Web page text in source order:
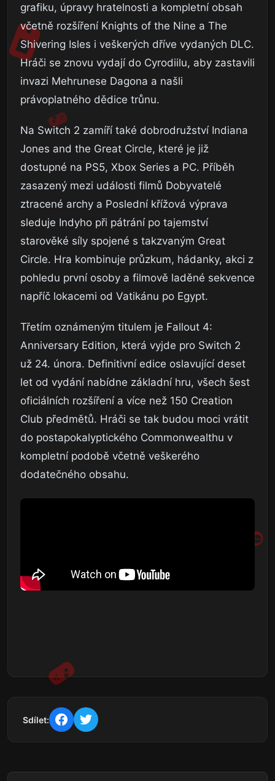
grafiku, úpravy hratelnosti a kompletní obsah
včetně rozšíření Knights of the Nine a The
Shivering Isles i veškerých dříve vydaných DLC.
Hráči se znovu vydají do Cyrodiilu, aby zastavili
invazi Mehrunese Dagona a našli
právoplatného dědice trůnu.
Na Switch 2 zamíří také dobrodružství Indiana
Jones and the Great Circle, které je již
dostupné na PS5, Xbox Series a PC. Příběh
zasazený mezi události filmů Dobyvatelé
ztracené archy a Poslední křížová výprava
sleduje Indyho při pátrání po tajemství
starověké síly spojené s takzvaným Great
Circle. Hra kombinuje průzkum, hádanky, akci z
pohledu první osoby a filmově laděné sekvence
napříč lokacemi od Vatikánu po Egypt.
Třetím oznámeným titulem je Fallout 4:
Anniversary Edition, která vyjde pro Switch 2
už 24. února. Definitivní edice oslavující deset
let od vydání nabídne základní hru, všech šest
oficiálních rozšíření a více než 150 Creation
Club předmětů. Hráči se tak budou moci vrátit
do postapokalyptického Commonwealthu v
kompletní podobě včetně veškerého
dodatečného obsahu.
Sdílet: